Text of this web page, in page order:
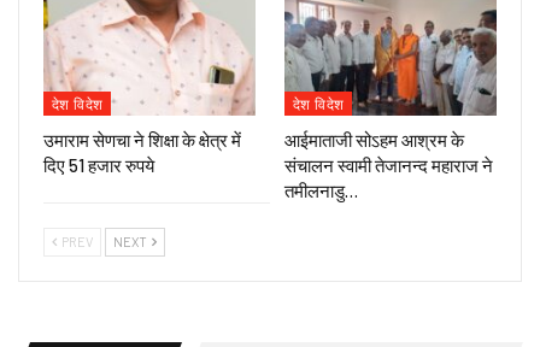
देश विदेश
उमाराम सेणचा ने शिक्षा के क्षेत्र में
दिए 51 हजार रुपये
देश विदेश
आईमाताजी सोऽहम आश्रम के
संचालन स्वामी तेजानन्द महाराज ने
तमीलनाडु…
PREV NEXT